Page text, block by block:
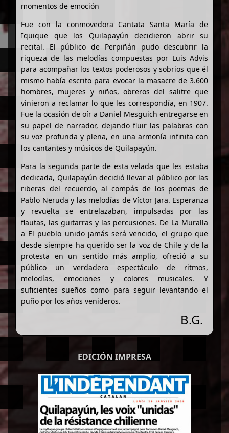
momentos de emoción
Fue con la conmovedora Cantata Santa María de
Iquique que los Quilapayún decidieron abrir su
recital. El público de Perpiñán pudo descubrir la
riqueza de las melodías compuestas por Luis Advis
para acompañar los textos poderosos y sobrios que él
mismo había escrito para evocar la masacre de 3.600
hombres, mujeres y niños, obreros del salitre que
vinieron a reclamar lo que les correspondía, en 1907.
Fue la ocasión de oír a Daniel Mesguich entregarse en
su papel de narrador, dejando fluir las palabras con
su voz profunda y plena, en una armonía infinita con
los cantantes y músicos de Quilapayún.
Para la segunda parte de esta velada que les estaba
dedicada, Quilapayún decidió llevar al público por las
riberas del recuerdo, al compás de los poemas de
Pablo Neruda y las melodías de Víctor Jara. Esperanza
y revuelta se entrelazaban, impulsadas por las
flautas, las guitarras y las percusiones. De La Muralla
a El pueblo unido jamás será vencido, el grupo que
desde siempre ha querido ser la voz de Chile y de la
protesta en un sentido más amplio, ofreció a su
público un verdadero espectáculo de ritmos,
melodías, emociones y colores musicales. Y
suficientes sueños como para seguir levantando el
puño por los años venideros.
B.G.
EDICIÓN IMPRESA